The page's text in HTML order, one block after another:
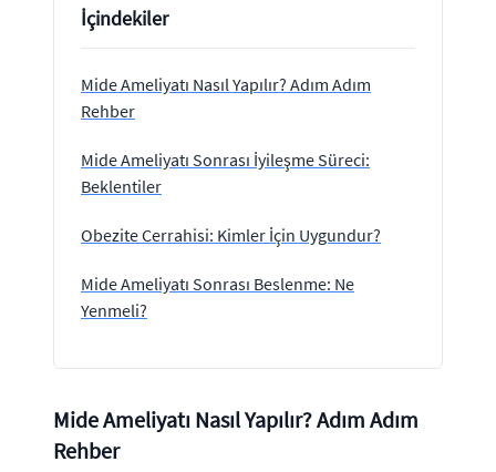
İçindekiler
Mide Ameliyatı Nasıl Yapılır? Adım Adım
Rehber
Mide Ameliyatı Sonrası İyileşme Süreci:
Beklentiler
Obezite Cerrahisi: Kimler İçin Uygundur?
Mide Ameliyatı Sonrası Beslenme: Ne
Yenmeli?
Mide Ameliyatı Nasıl Yapılır? Adım Adım
Rehber